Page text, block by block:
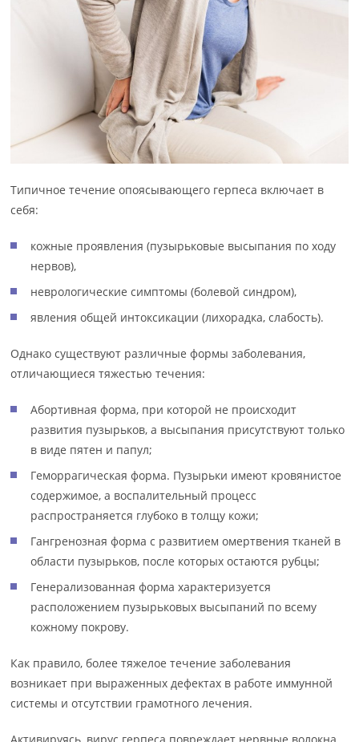
Типичное течение опоясывающего герпеса включает в
себя:
кожные проявления (пузырьковые высыпания по ходу
нервов),
неврологические симптомы (болевой синдром),
явления общей интоксикации (лихорадка, слабость).
Однако существуют различные формы заболевания,
отличающиеся тяжестью течения:
Абортивная форма, при которой не происходит
развития пузырьков, а высыпания присутствуют только
в виде пятен и папул;
Геморрагическая форма. Пузырьки имеют кровянистое
содержимое, а воспалительный процесс
распространяется глубоко в толщу кожи;
Гангренозная форма с развитием омертвения тканей в
области пузырьков, после которых остаются рубцы;
Генерализованная форма характеризуется
расположением пузырьковых высыпаний по всему
кожному покрову.
Как правило, более тяжелое течение заболевания
возникает при выраженных дефектах в работе иммунной
системы и отсутствии грамотного лечения.